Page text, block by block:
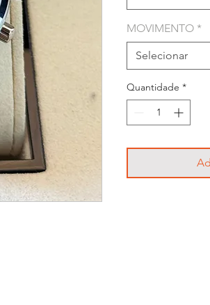
MOVIMENTO *
Selecionar
Quantidade *